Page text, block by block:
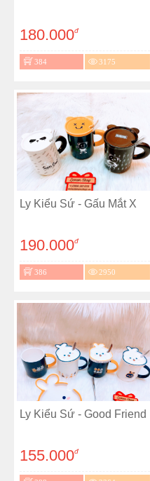
180.000đ
384 3175
Ly Kiểu Sứ - Gấu Mắt X
190.000đ
386 2950
Ly Kiểu Sứ - Good Friend
155.000đ